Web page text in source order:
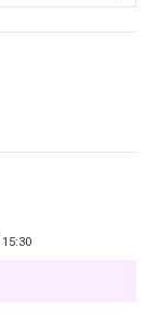
15:30